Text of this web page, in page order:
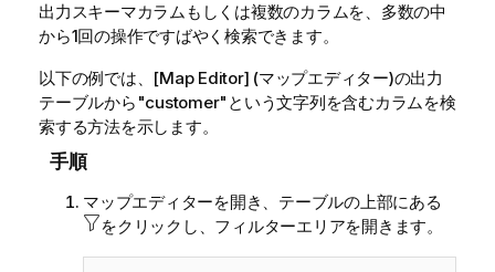
出力スキーマカラムもしくは複数のカラムを、多数の中
から1回の操作ですばやく検索できます。
以下の例では、[Map Editor] (マップエディター)の出力
テーブルから"customer"という文字列を含むカラムを検
索する方法を示します。
手順
マップエディターを開き、テーブルの上部にある
をクリックし、フィルターエリアを開きます。